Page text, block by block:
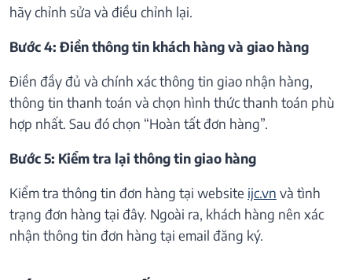
hãy chỉnh sửa và điều chỉnh lại.
Bước 4: Điền thông tin khách hàng và giao hàng
Điền đầy đủ và chính xác thông tin giao nhận hàng,
thông tin thanh toán và chọn hình thức thanh toán phù
hợp nhất. Sau đó chọn “Hoàn tất đơn hàng”.
Bước 5: Kiểm tra lại thông tin giao hàng
Kiểm tra thông tin đơn hàng tại website ijc.vn và tình
trạng đơn hàng tại đây. Ngoài ra, khách hàng nên xác
nhận thông tin đơn hàng tại email đăng ký.